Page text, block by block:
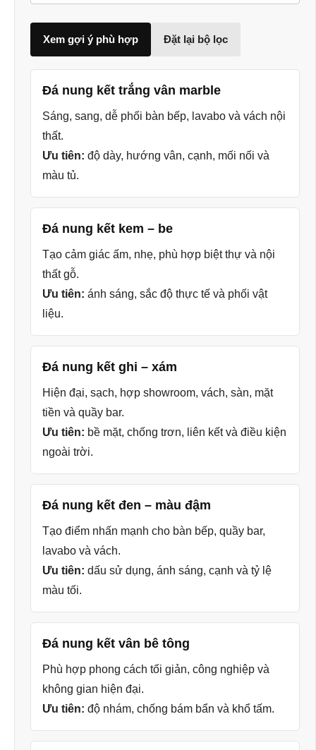
Xem gợi ý phù hợp Đặt lại bộ lọc
Đá nung kết trắng vân marble
Sáng, sang, dễ phối bàn bếp, lavabo và vách nội
thất.
Ưu tiên: độ dày, hướng vân, cạnh, mối nối và
màu tủ.
Đá nung kết kem – be
Tạo cảm giác ấm, nhẹ, phù hợp biệt thự và nội
thất gỗ.
Ưu tiên: ánh sáng, sắc độ thực tế và phối vật
liệu.
Đá nung kết ghi – xám
Hiện đại, sạch, hợp showroom, vách, sàn, mặt
tiền và quầy bar.
Ưu tiên: bề mặt, chống trơn, liên kết và điều kiện
ngoài trời.
Đá nung kết đen – màu đậm
Tạo điểm nhấn mạnh cho bàn bếp, quầy bar,
lavabo và vách.
Ưu tiên: dấu sử dụng, ánh sáng, cạnh và tỷ lệ
màu tối.
Đá nung kết vân bê tông
Phù hợp phong cách tối giản, công nghiệp và
không gian hiện đại.
Ưu tiên: độ nhám, chống bám bẩn và khổ tấm.